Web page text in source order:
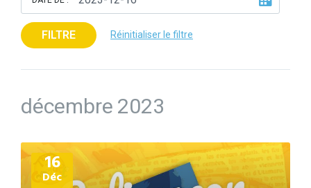
FILTRE Réinitialiser le filtre
décembre 2023
16
Déc
Plus
d'informations